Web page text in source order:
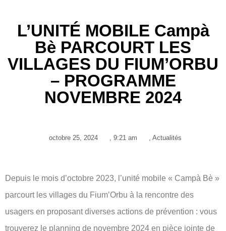
L’UNITÉ MOBILE Campà
Bè PARCOURT LES
VILLAGES DU FIUM’ORBU
– PROGRAMME
NOVEMBRE 2024
octobre 25, 2024 9:21 am Actualités
Depuis le mois d’octobre 2023, l’unité mobile « Campà Bè »
parcourt les villages du Fium’Orbu à la rencontre des
usagers en proposant diverses actions de prévention : vous
trouverez le planning de novembre 2024 en pièce jointe de